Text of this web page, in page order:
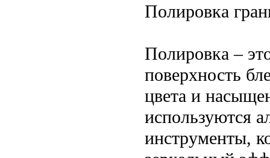
Полировка
Полировка –
поверхность
цвета и
используются
инструменты,